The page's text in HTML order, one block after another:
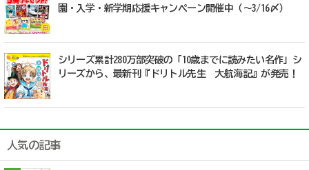
園・入学・新学期応援キャンペーン開催中（～3/16〆）
シリーズ累計280万部突破の「10歳までに読みたい名作」シ
リーズから、最新刊『ドリトル先生 大航海記』が発売！
人気の記事